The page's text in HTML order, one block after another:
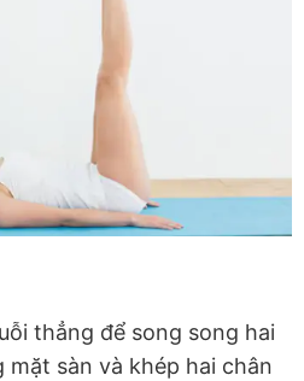
thẳng để song song hai
mặt sàn và khép hai chân